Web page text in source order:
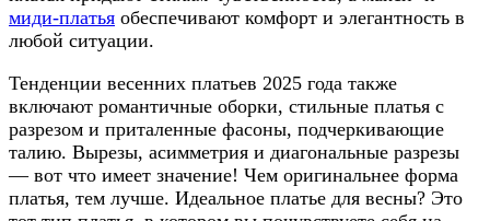
миди-платья обеспечивают комфорт и элегантность в
любой ситуации.
Тенденции весенних платьев 2025 года также
включают романтичные оборки, стильные платья с
разрезом и приталенные фасоны, подчеркивающие
талию. Вырезы, асимметрия и диагональные разрезы
— вот что имеет значение! Чем оригинальнее форма
платья, тем лучше. Идеальное платье для весны? Это